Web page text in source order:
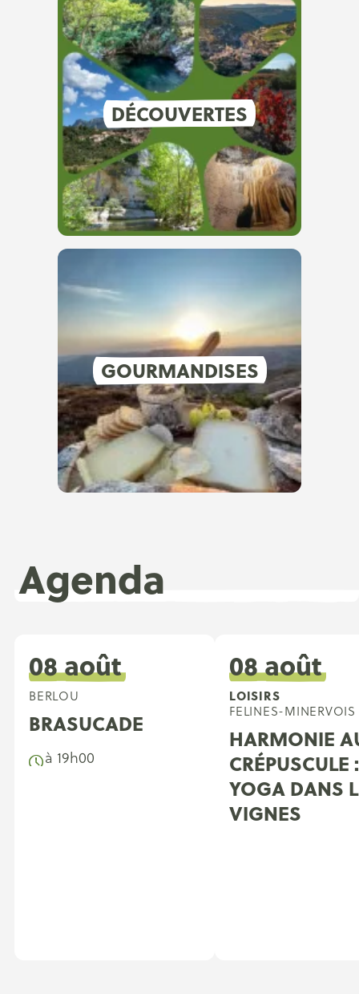
DÉCOUVERTES
GOURMANDISES
Agenda
08 août
BERLOU
BRASUCADE
à 19h00
08 août
LOISIRS
FELINES-MINERVOIS
HARMONIE
CRÉPUSCULE :
YOGA DANS
VIGNES